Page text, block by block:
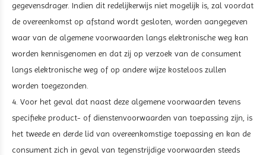
gegevensdrager. Indien dit redelijkerwijs niet mogelijk is, zal voordat
de overeenkomst op afstand wordt gesloten, worden aangegeven
waar van de algemene voorwaarden langs elektronische weg kan
worden kennisgenomen en dat zij op verzoek van de consument
langs elektronische weg of op andere wijze kosteloos zullen
worden toegezonden.
4. Voor het geval dat naast deze algemene voorwaarden tevens
specifieke product- of dienstenvoorwaarden van toepassing zijn, is
het tweede en derde lid van overeenkomstige toepassing en kan de
consument zich in geval van tegenstrijdige voorwaarden steeds